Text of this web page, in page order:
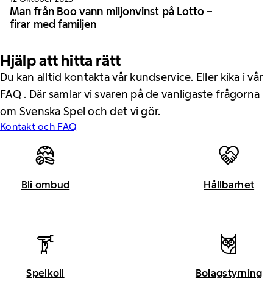
Man från Boo vann miljonvinst på Lotto –
firar med familjen
Hjälp att hitta rätt
Du kan alltid kontakta vår kundservice. Eller kika i vår
FAQ . Där samlar vi svaren på de vanligaste frågorna
om Svenska Spel och det vi gör.
Kontakt och FAQ
Bli ombud Hållbarhet
Spelkoll Bolagstyrning